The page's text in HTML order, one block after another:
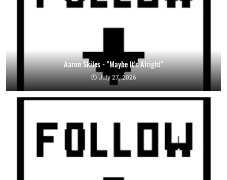
Aaron Skiles - "Maybe It's Alright"
July 27, 2026